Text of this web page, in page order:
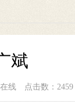
斌
线 点击数：2459